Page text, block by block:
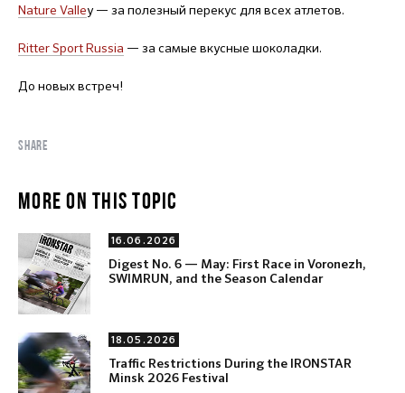
Nature Valley — за полезный перекус для всех атлетов.
Ritter Sport Russia — за самые вкусные шоколадки.
До новых встреч!
SHARE
MORE ON THIS TOPIC
16.06.2026
Digest No. 6 — May: First Race in Voronezh,
SWIMRUN, and the Season Calendar
18.05.2026
Traffic Restrictions During the IRONSTAR
Minsk 2026 Festival